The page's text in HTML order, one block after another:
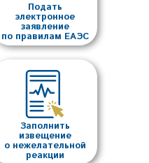
Подать
электронное
заявление
по правилам ЕАЭС
Заполнить
извещение
о нежелательной
реакции